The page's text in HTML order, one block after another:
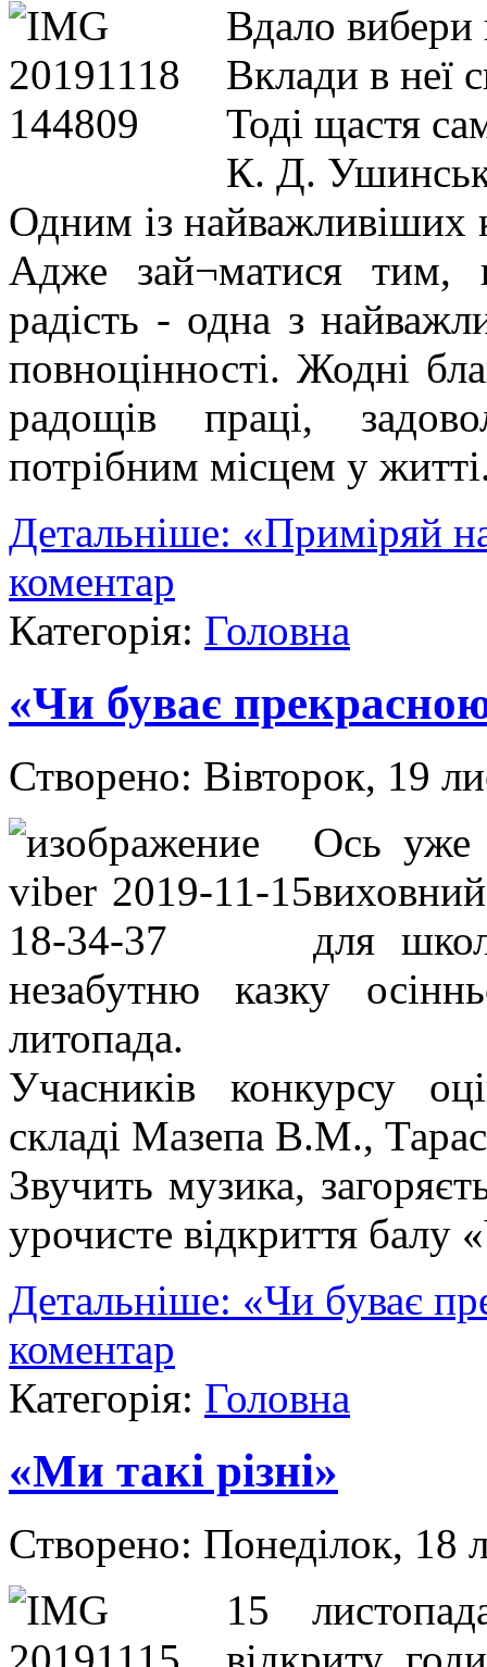
Вдало
Вклади в неї
Тоді щастя
К. Д.
Одним із найважливіших
Адже зай¬матися тим,
радість - одна з
повноцінності. Жодні
радощів праці,
потрібним місцем у
Детальніше: «Приміряй
коментар
Категорія: Головна
«Чи буває
Створено: Вівторок, 19
Ось уже
для
незабутню казку
литопада.
Учасників конкурсу
складі Мазепа В.М.,
Звучить музика,
урочисте відкриття балу
Детальніше: «Чи буває
коментар
Категорія: Головна
«Ми такі різні»
Створено: Понеділок, 18
15